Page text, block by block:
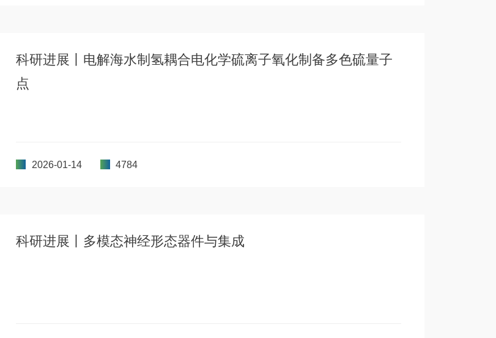
科研进展丨电解海水制氢耦合电化学硫离子氧化制备多色硫量子
点
2026-01-14 4784
科研进展丨多模态神经形态器件与集成